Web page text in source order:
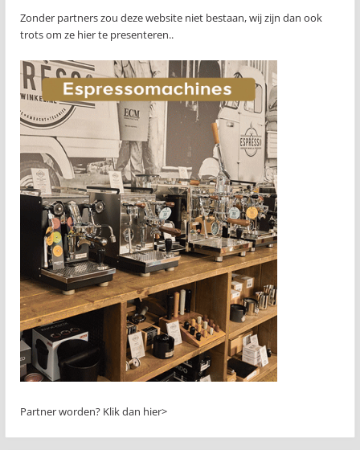
Zonder partners zou deze website niet bestaan, wij zijn dan ook
trots om ze hier te presenteren..
Partner worden? Klik dan hier>